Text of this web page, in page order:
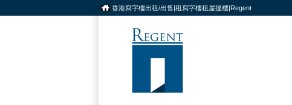
香港寫字樓出租/出售|租寫字樓租屋搵樓|Regent